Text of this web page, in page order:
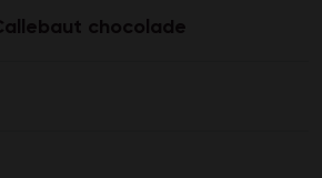
chocolade